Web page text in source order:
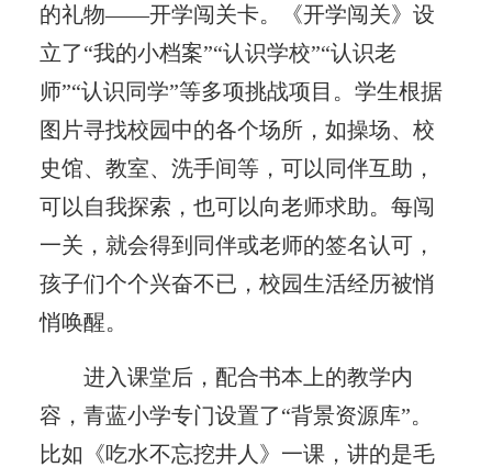
的礼物——开学闯关卡。《开学闯关》设
立了“我的小档案”“认识学校”“认识老
师”“认识同学”等多项挑战项目。学生根据
图片寻找校园中的各个场所，如操场、校
史馆、教室、洗手间等，可以同伴互助，
可以自我探索，也可以向老师求助。每闯
一关，就会得到同伴或老师的签名认可，
孩子们个个兴奋不已，校园生活经历被悄
悄唤醒。
进入课堂后，配合书本上的教学内
容，青蓝小学专门设置了“背景资源库”。
比如《吃水不忘挖井人》一课，讲的是毛